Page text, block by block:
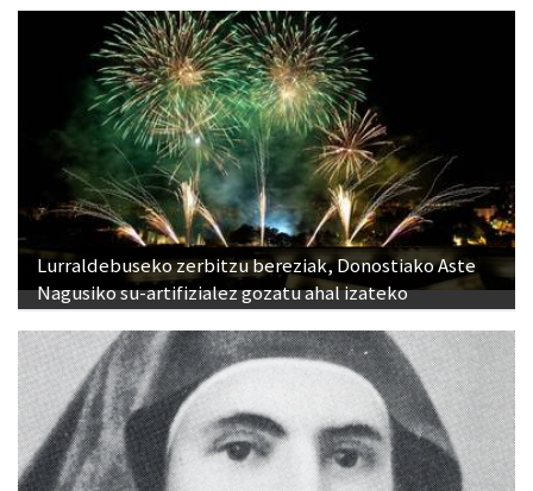
Lurraldebuseko zerbitzu bereziak, Donostiako Aste
Nagusiko su-artifizialez gozatu ahal izateko